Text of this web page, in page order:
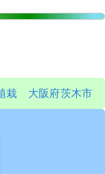
栽 大阪府茨木市